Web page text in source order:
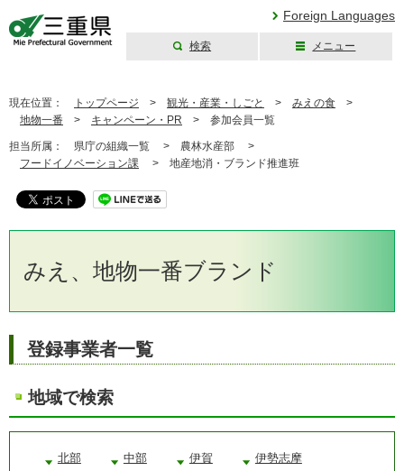
Foreign Languages
検索 メニュー
現在位置： トップページ > 観光・産業・しごと > みえの食 >
地物一番 > キャンペーン・PR > 参加会員一覧
担当所属： 県庁の組織一覧 > 農林水産部 >
フードイノベーション課 > 地産地消・ブランド推進班
みえ、地物一番ブランド
登録事業者一覧
地域で検索
北部 中部 伊賀 伊勢志摩